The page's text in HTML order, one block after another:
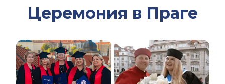
Церемония в Праге